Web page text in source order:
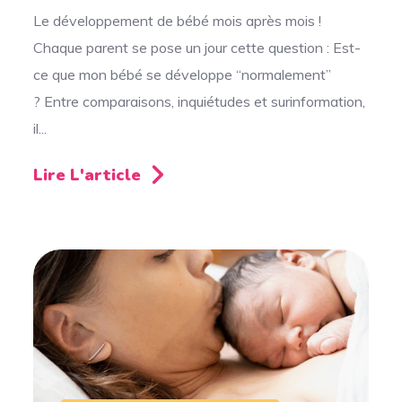
Le développement de bébé mois après mois !
Chaque parent se pose un jour cette question : Est-
ce que mon bébé se développe “normalement”
? Entre comparaisons, inquiétudes et surinformation,
il...
Lire L'article